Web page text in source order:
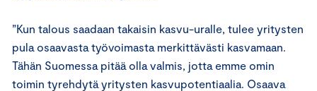
”Kun talous saadaan takaisin kasvu-uralle, tulee yritysten
pula osaavasta työvoimasta merkittävästi kasvamaan.
Tähän Suomessa pitää olla valmis, jotta emme omin
toimin tyrehdytä yritysten kasvupotentiaalia. Osaava